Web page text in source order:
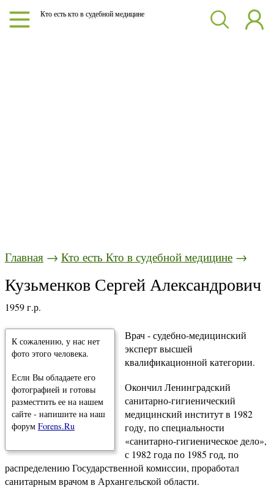
Кто есть кто в судебной медицине
Главная → Кто есть Кто в судебной медицине →
Кузьменков Сергей Александрович
1959 г.р.
К сожалению, у нас нет
фото этого человека.
Если Вы обладаете его
фотографией и готовы
разместтить ее на нашем
сайте - напишите на наш
форум Forens.Ru
Врач - судебно-медицинский
эксперт высшей
квалификационной категории.
Окончил Ленинградский
санитарно-гигиенический
медицинский институт в 1982
году, по специальности
«санитарно-гигиеническое дело»,
с 1982 года по 1985 год, по
распределению Государственной комиссии, проработал
санитарным врачом в Архангельской области.